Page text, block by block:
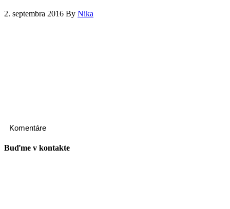
2. septembra 2016 By Nika
Komentáre
Buďme v kontakte